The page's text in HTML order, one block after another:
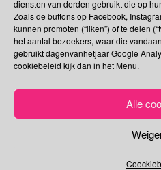
diensten van derden gebruikt die op
Zoals de buttons op Facebook,
kunnen promoten (“liken”) of te delen
het aantal bezoekers, waar die
gebruikt dagenvanhetjaar Google
cookiebeleid kijk dan in het Menu.
Alle
Waardigheid
Slachtoffers |
Dwarsdenkers |
van de
Dag van het